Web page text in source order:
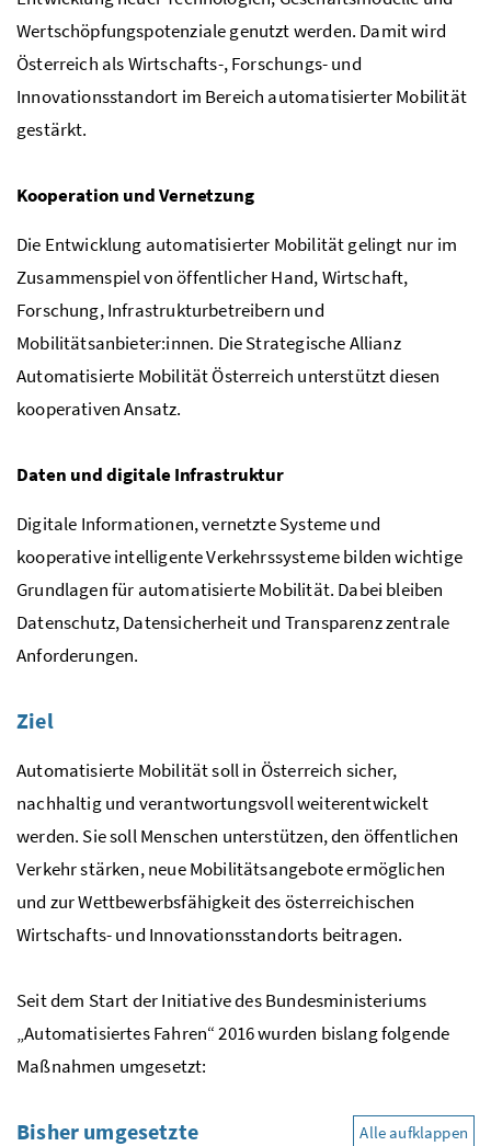
Wertschöpfungspotenziale genutzt werden. Damit wird
Österreich als Wirtschafts-, Forschungs- und
Innovationsstandort im Bereich automatisierter Mobilität
gestärkt.
Kooperation und Vernetzung
Die Entwicklung automatisierter Mobilität gelingt nur im
Zusammenspiel von öffentlicher Hand, Wirtschaft,
Forschung, Infrastrukturbetreibern und
Mobilitätsanbieter:innen. Die Strategische Allianz
Automatisierte Mobilität Österreich unterstützt diesen
kooperativen Ansatz.
Daten und digitale Infrastruktur
Digitale Informationen, vernetzte Systeme und
kooperative intelligente Verkehrssysteme bilden wichtige
Grundlagen für automatisierte Mobilität. Dabei bleiben
Datenschutz, Datensicherheit und Transparenz zentrale
Anforderungen.
Ziel
Automatisierte Mobilität soll in Österreich sicher,
nachhaltig und verantwortungsvoll weiterentwickelt
werden. Sie soll Menschen unterstützen, den öffentlichen
Verkehr stärken, neue Mobilitätsangebote ermöglichen
und zur Wettbewerbsfähigkeit des österreichischen
Wirtschafts- und Innovationsstandorts beitragen.
Seit dem Start der Initiative des Bundesministeriums
„Automatisiertes Fahren“ 2016 wurden bislang folgende
Maßnahmen umgesetzt:
Bisher umgesetzte
Alle aufklappen